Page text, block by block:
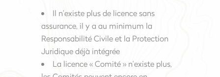
Il n’existe plus de licence sans
assurance, il y a au minimum la
Responsabilité Civile et la Protection
Juridique déjà intégrée
La licence « Comité » n’existe plus,